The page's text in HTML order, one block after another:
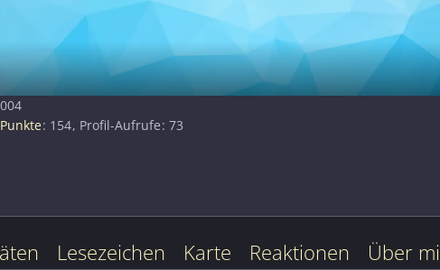
Punkte 154 Profil-Aufrufe 73
Lesezeichen Karte Reaktionen Über